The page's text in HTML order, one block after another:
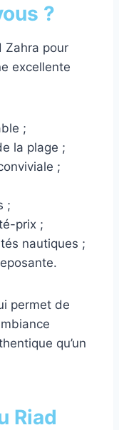
?
Zahra pour
excellente
;
la plage ;
;
;
prix ;
nautiques ;
permet de
qu’un
Riad